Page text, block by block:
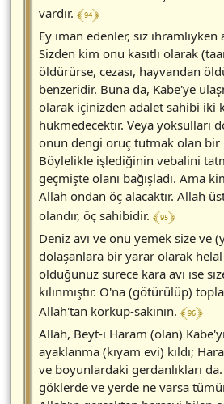
vardır. ﴾ 94 ﴿
Ey iman edenler, siz ihramlıyken
Sizden kim onu kasıtlı olarak
öldürürse, cezası, hayvandan
benzeridir. Buna da, Kabe'ye
olarak içinizden adalet sahibi iki
hükmedecektir. Veya yoksulları
onun dengi oruç tutmak olan bir
Böylelikle işlediğinin vebalini
geçmişte olanı bağışladı. Ama
Allah ondan öç alacaktır. Allah
olandır, öç sahibidir. ﴾ 95 ﴿
Deniz avı ve onu yemek size ve
dolaşanlara bir yarar olarak helal
olduğunuz sürece kara avı ise
kılınmıştır. O'na (götürülüp)
Allah'tan korkup-sakının. ﴾ 96 ﴿
Allah, Beyt-i Haram (olan)
ayaklanma (kıyam evi) kıldı;
ve boyunlardaki gerdanlıkları
göklerde ve yerde ne varsa